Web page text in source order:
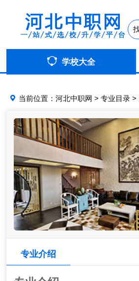
学校大全
当前位置：河北中职网 >专业目录 >
专业介绍